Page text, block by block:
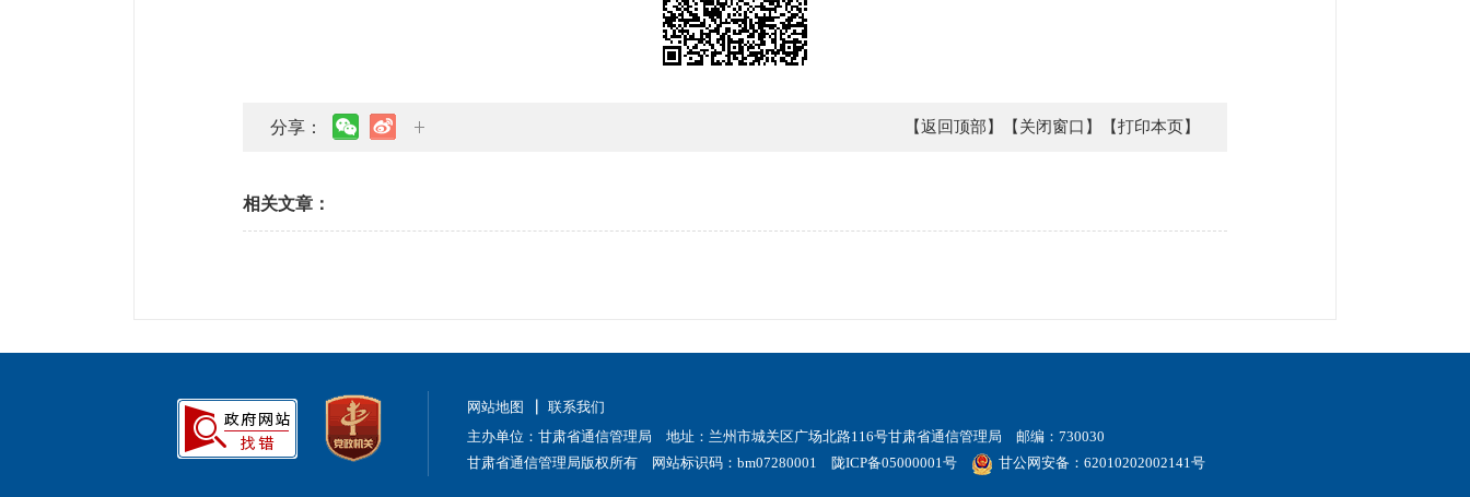
分享： 【返回顶部】 【关闭窗口】 【打印本页】
相关文章：
网站地图
联系我们
主办单位：甘肃省通信管理局 地址：兰州市城关区广场北路116号甘肃省通信管理局 邮编：730030
甘肃省通信管理局版权所有 网站标识码：bm07280001 陇ICP备05000001号 甘公网安备：62010202002141号